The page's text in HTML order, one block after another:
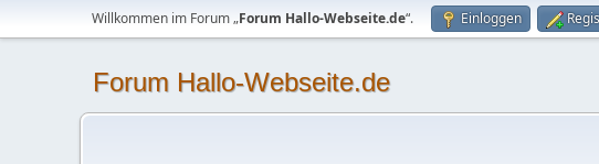
Willkommen im Forum „Forum Hallo-Webseite.de“. Einloggen
Forum Hallo-Webseite.de